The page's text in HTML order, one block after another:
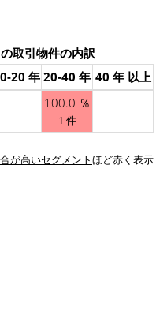
取引物件の内訳
20 年 20-40 年 40 年 以上
100.0 ％
1 件
が高いセグメントほど赤く表示